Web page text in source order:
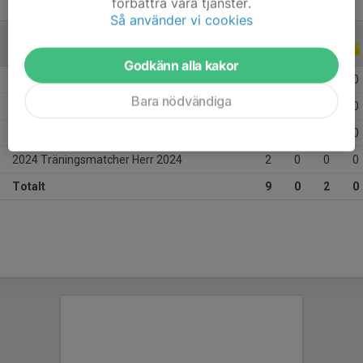
TRÄNINGSMATCHER 2024
2024 Träningsmatcher 1 0 0 0
2024 Träningsmatcher Ettan 2024 0
0
2024 Träningsmatcher Herr 2024 2 0 0 0
Totalt 9 0 2 0
Så använder vi cookies
Godkänn alla kakor
Bara nödvändiga